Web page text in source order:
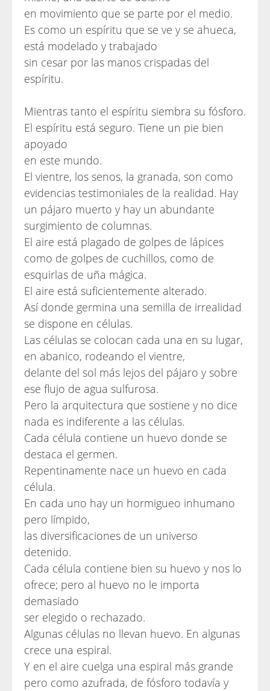
en movimiento que se parte por el medio.
Es como un espíritu que se ve y se ahueca,
está modelado y trabajado
sin cesar por las manos crispadas del
espíritu.
Mientras tanto el espíritu siembra su fósforo.
El espíritu está seguro. Tiene un pie bien
apoyado
en este mundo.
El vientre, los senos, la granada, son como
evidencias testimoniales de la realidad. Hay
un pájaro muerto y hay un abundante
surgimiento de columnas.
El aire está plagado de golpes de lápices
como de golpes de cuchillos, como de
esquirlas de uña mágica.
El aire está suficientemente alterado.
Así donde germina una semilla de irrealidad
se dispone en células.
Las células se colocan cada una en su lugar,
en abanico, rodeando el vientre,
delante del sol más lejos del pájaro y sobre
ese flujo de agua sulfurosa.
Pero la arquitectura que sostiene y no dice
nada es indiferente a las células.
Cada célula contiene un huevo donde se
destaca el germen.
Repentinamente nace un huevo en cada
célula.
En cada uno hay un hormigueo inhumano
pero límpido,
las diversificaciones de un universo
detenido.
Cada célula contiene bien su huevo y nos lo
ofrece; pero al huevo no le importa
demasiado
ser elegido o rechazado.
Algunas células no llevan huevo. En algunas
crece una espiral.
Y en el aire cuelga una espiral más grande
pero como azufrada, de fósforo todavía y